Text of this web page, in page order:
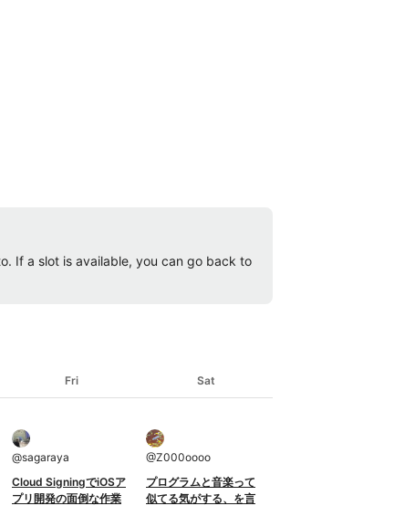
If a slot is available, you can go back to
Fri Sat
@sagaraya
Cloud SigningでiOSア
プリ開発の面倒な作業
@Z000oooo
プログラムと音楽って
似てる気がする、を言